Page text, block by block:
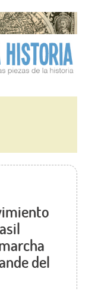
del